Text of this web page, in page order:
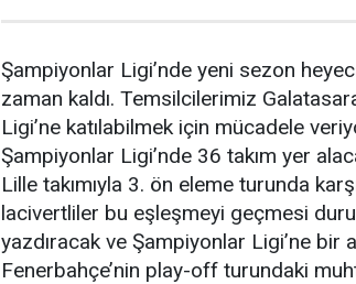
Şampiyonlar Ligi’nde yeni sezon
zaman kaldı. Temsilcilerimiz
Ligi’ne katılabilmek için mücadele
Şampiyonlar Ligi’nde 36 takım yer
Lille takımıyla 3. ön eleme turunda
lacivertliler bu eşleşmeyi geçmesi
yazdıracak ve Şampiyonlar Ligi’ne bir
Fenerbahçe’nin play-off turundaki